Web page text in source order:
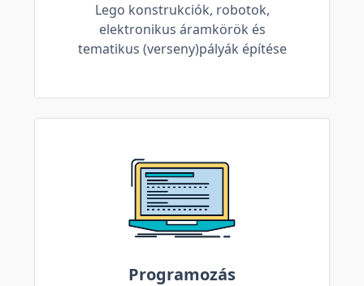
Lego konstrukciók, robotok,
elektronikus áramkörök és
tematikus (verseny)pályák építése
Programozás